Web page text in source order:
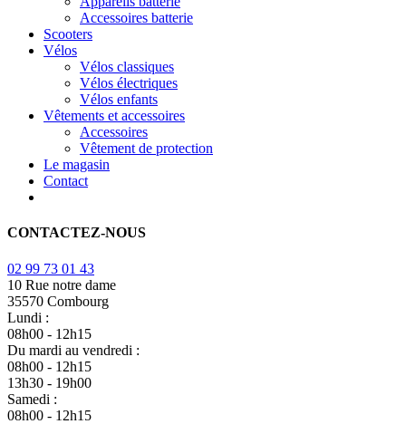
Accessoires batterie
Scooters
Vélos
Vélos classiques
Vélos électriques
Vélos enfants
Vêtements et accessoires
Accessoires
Vêtement de protection
Le magasin
Contact
CONTACTEZ-NOUS
02 99 73 01 43
10 Rue notre dame
35570 Combourg
Lundi :
08h00 - 12h15
Du mardi au vendredi :
08h00 - 12h15
13h30 - 19h00
Samedi :
08h00 - 12h15